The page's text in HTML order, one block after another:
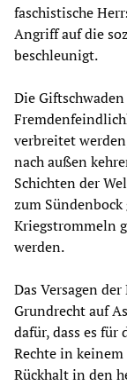
faschistische
Angriff auf die
beschleunigt.
Die
verbreitet
nach außen
Schichten der
zum
Kriegstrommeln
werden.
Das Versagen
Grundrecht auf
dafür, dass es
Rechte in
Rückhalt in den